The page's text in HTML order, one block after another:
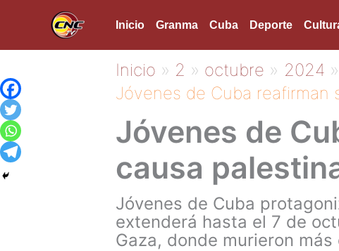
Inicio Granma Cuba Deporte
Inicio 2 octubre 2024
Jóvenes de Cuba reafirman
Jóvenes de
causa
Jóvenes de Cuba
extenderá hasta el 7 de
Gaza, donde murieron